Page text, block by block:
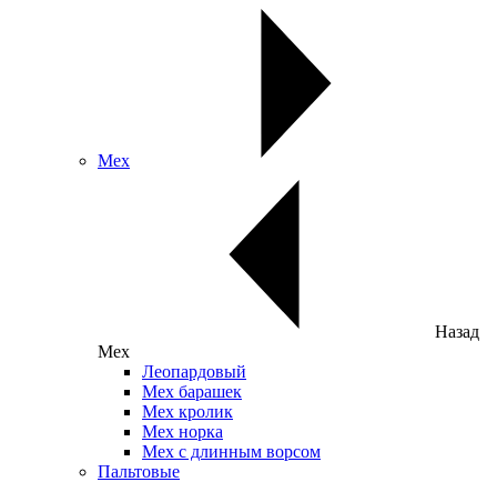
Мех
Назад
Мех
Леопардовый
Мех барашек
Мех кролик
Мех норка
Мех с длинным ворсом
Пальтовые